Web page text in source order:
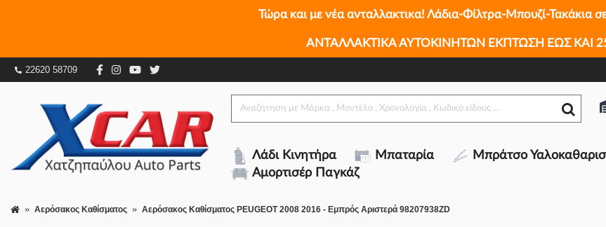
Τώρα και με νέα ανταλλακτικα! Λάδια-Φίλτρα-Μπουζί-Τακάκια
ΑΝΤΑΛΛΑΚΤΙΚΑ ΑΥΤΟΚΙΝΗΤΩΝ ΕΚΠΤΩΣΗ ΕΩΣ ΚΑΙ
22620 58709
Λάδι Κινητήρα Μπαταρία Μπράτσο
Αμορτισέρ Παγκάζ
Αερόσακος Καθίσματος PEUGEOT 2008 2016 - Εμπρός Αριστερά 98207938ZD
Αερόσακος Καθίσματος Αερόσακος Καθίσματος PEUGEOT 2008 2016 - Εμπρός Αριστερά 98207938ZD